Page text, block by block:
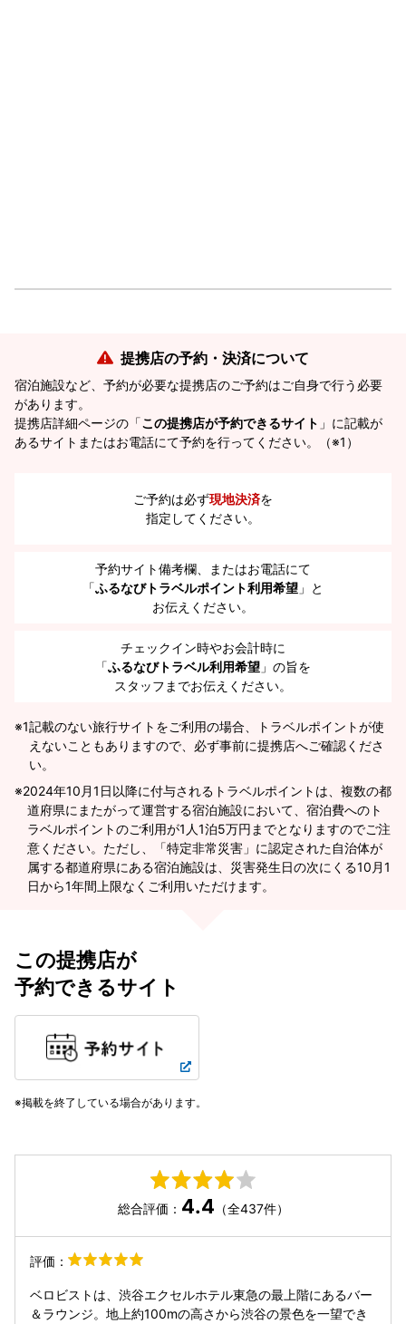
提携店の予約・決済について
宿泊施設など、予約が必要な提携店のご予約はご自身で行う必要
があります。
提携店詳細ページの「この提携店が予約できるサイト 」に記載が
あるサイトまたはお電話にて予約を行ってください。（※1）
ご予約は必ず現地決済を
指定してください。
予約サイト備考欄、またはお電話にて
「ふるなびトラベルポイント利用希望 」と
お伝えください。
チェックイン時やお会計時に
「ふるなびトラベル利用希望 」の旨を
スタッフまでお伝えください。
※1記載のない旅行サイトをご利用の場合、トラベルポイントが使
えないこともありますので、必ず事前に提携店へご確認くださ
い。
2024年10月1日以降に付与されるトラベルポイントは、複数の都
道府県にまたがって運営する宿泊施設において、宿泊費へのト
ラベルポイントのご利用が1人1泊5万円までとなりますのでご注
意ください。ただし、「特定非常災害」に認定された自治体が
属する都道府県にある宿泊施設は、災害発生日の次にくる10月1
日から1年間上限なくご利用いただけます。
この提携店が
予約できるサイト
掲載を終了している場合があります。
総合評価： 4.4 （全437件）
評価：
ベロビストは、渋谷エクセルホテル東急の最上階にあるバー
＆ラウンジ。地上約100mの高さから渋谷の景色を一望でき